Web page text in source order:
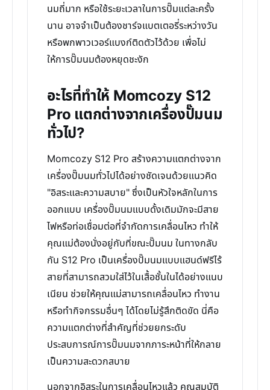
นมถี่มาก หรือใช้ระยะเวลาในการปั๊มแต่ละครั้ง
นาน อาจจำเป็นต้องชาร์จแบตเตอรี่ระหว่างวัน
หรือพกพาวเวอร์แบงก์ติดตัวไว้ด้วย เพื่อไม่
ให้การปั๊มนมต้องหยุดชะงัก
อะไรที่ทำให้ Momcozy S12
Pro แตกต่างจากเครื่องปั๊มนม
ทั่วไป?
Momcozy S12 Pro สร้างความแตกต่างจาก
เครื่องปั๊มนมทั่วไปได้อย่างชัดเจนด้วยแนวคิด
"อิสระและความสบาย" ซึ่งเป็นหัวใจหลักในการ
ออกแบบ เครื่องปั๊มนมแบบดั้งเดิมมักจะมีสาย
ไฟหรือท่อเชื่อมต่อที่จำกัดการเคลื่อนไหว ทำให้
คุณแม่ต้องนั่งอยู่กับที่ขณะปั๊มนม ในทางกลับ
กัน S12 Pro เป็นเครื่องปั๊มนมแบบแฮนด์ฟรีไร้
สายที่สามารถสวมใส่ไว้ในเสื้อชั้นในได้อย่างแนบ
เนียน ช่วยให้คุณแม่สามารถเคลื่อนไหว ทำงาน
หรือทำกิจกรรมอื่นๆ ได้โดยไม่รู้สึกติดขัด นี่คือ
ความแตกต่างที่สำคัญที่ช่วยยกระดับ
ประสบการณ์การปั๊มนมจากภาระหน้าที่ให้กลาย
เป็นความสะดวกสบาย
นอกจากอิสระในการเคลื่อนไหวแล้ว คุณสมบัติ